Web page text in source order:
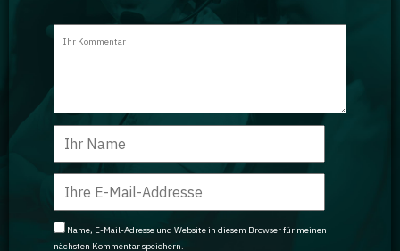
Name, E-Mail-Adresse und Website in diesem Browser für meinen
nächsten Kommentar speichern.